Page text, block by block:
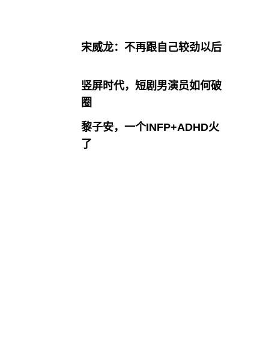
宋威龙：不再跟自己较劲以后
竖屏时代，短剧男演员如何破
圈
黎子安，一个INFP+ADHD火
了